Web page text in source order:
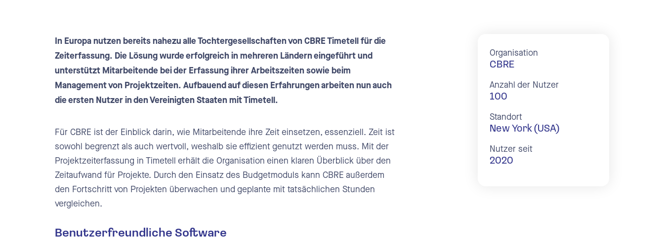
In Europa nutzen bereits nahezu alle Tochtergesellschaften von CBRE Timetell für die
Zeiterfassung. Die Lösung wurde erfolgreich in mehreren Ländern eingeführt und
unterstützt Mitarbeitende bei der Erfassung ihrer Arbeitszeiten sowie beim
Management von Projektzeiten. Aufbauend auf diesen Erfahrungen arbeiten nun auch
die ersten Nutzer in den Vereinigten Staaten mit Timetell.
Für CBRE ist der Einblick darin, wie Mitarbeitende ihre Zeit einsetzen, essenziell. Zeit ist
sowohl begrenzt als auch wertvoll, weshalb sie effizient genutzt werden muss. Mit der
Projektzeiterfassung in Timetell erhält die Organisation einen klaren Überblick über den
Zeitaufwand für Projekte. Durch den Einsatz des Budgetmoduls kann CBRE außerdem
den Fortschritt von Projekten überwachen und geplante mit tatsächlichen Stunden
vergleichen.
Benutzerfreundliche Software
Organisation
CBRE
Anzahl der Nutzer
100
Standort
New York (USA)
Nutzer seit
2020